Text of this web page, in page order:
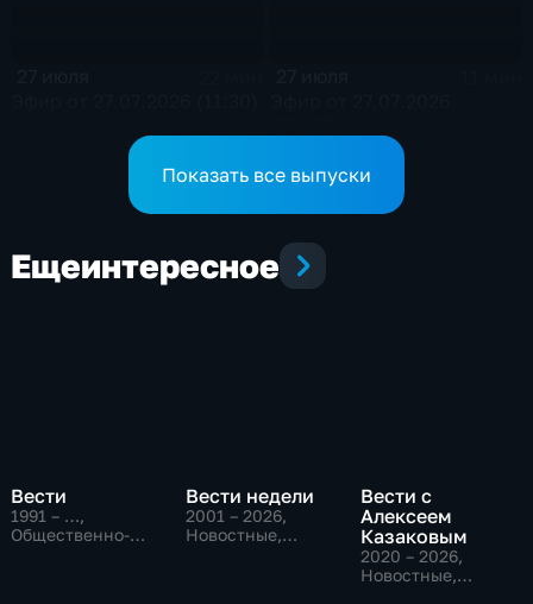
Показать все выпуски
Ещеинтересное
Вести
1991 – …,
Общественно-
Вести недели
2001 – 2026,
Новостные,
Вести с
Алексеем
Казаковым
2020 – 2026,
Новостные,